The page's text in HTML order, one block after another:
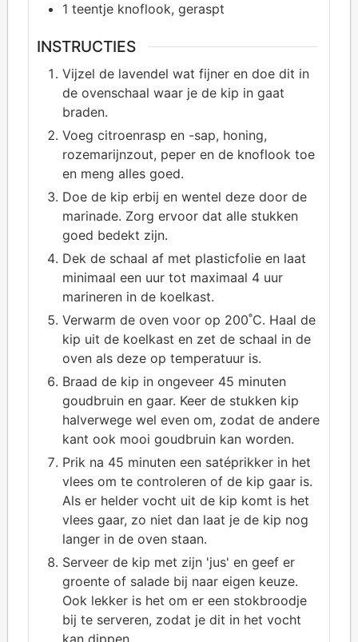
1 teentje knoflook, geraspt
INSTRUCTIES
Vijzel de lavendel wat fijner en doe dit in
de ovenschaal waar je de kip in gaat
braden.
Voeg citroenrasp en -sap, honing,
rozemarijnzout, peper en de knoflook toe
en meng alles goed.
Doe de kip erbij en wentel deze door de
marinade. Zorg ervoor dat alle stukken
goed bedekt zijn.
Dek de schaal af met plasticfolie en laat
minimaal een uur tot maximaal 4 uur
marineren in de koelkast.
Verwarm de oven voor op 200˚C. Haal de
kip uit de koelkast en zet de schaal in de
oven als deze op temperatuur is.
Braad de kip in ongeveer 45 minuten
goudbruin en gaar. Keer de stukken kip
halverwege wel even om, zodat de andere
kant ook mooi goudbruin kan worden.
Prik na 45 minuten een satéprikker in het
vlees om te controleren of de kip gaar is.
Als er helder vocht uit de kip komt is het
vlees gaar, zo niet dan laat je de kip nog
langer in de oven staan.
Serveer de kip met zijn 'jus' en geef er
groente of salade bij naar eigen keuze.
Ook lekker is het om er een stokbroodje
bij te serveren, zodat je dit in het vocht
kan dippen.